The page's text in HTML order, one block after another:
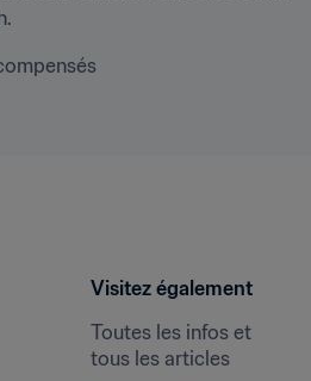
Visitez également
Toutes les infos et
tous les articles